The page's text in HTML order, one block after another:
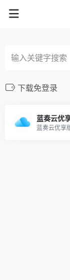
下载免登录
蓝奏云优